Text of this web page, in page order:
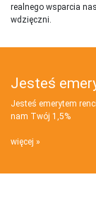
realnego wsparcia
wdzięczni.
Jesteś
Jesteś emerytem
nam Twój 1,5%
więcej